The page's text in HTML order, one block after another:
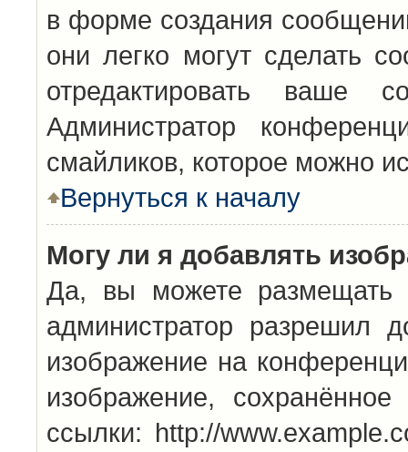
в форме создания
они легко могут сделать
отредактировать ваше
Администратор
смайликов, которое можно
Вернуться к началу
Могу ли я добавлять
Да, вы можете размещать
администратор разрешил
изображение на
изображение,
ссылки: http://